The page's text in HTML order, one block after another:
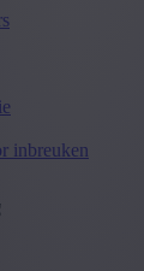
inbreuken